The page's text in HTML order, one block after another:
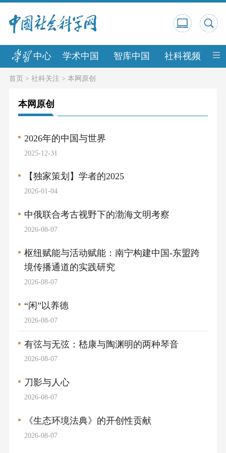
中心 学术中国 智库中国 社科视频 中
首页> 社科关注 > 本网原创
本网原创
2025-12-31
2026年的中国与世界
2026-01-04
【独家策划】学者的2025
2026-08-07
中俄联合考古视野下的渤海文明考察
2026-08-07
枢纽赋能与活动赋能：南宁构建中国-东盟跨
境传播通道的实践研究
2026-08-07
“闲”以养德
2026-08-07
有弦与无弦：嵇康与陶渊明的两种琴音
2026-08-07
刀影与人心
2026-08-07
《生态环境法典》的开创性贡献